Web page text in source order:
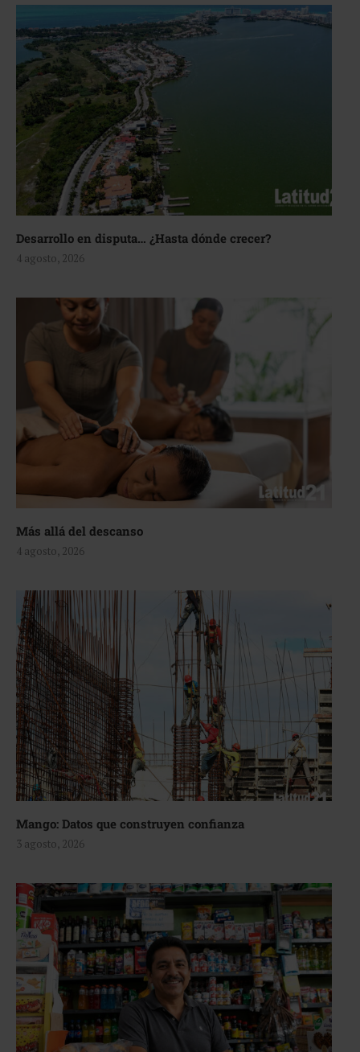
Desarrollo en disputa… ¿Hasta dónde crecer?
4 agosto, 2026
Más allá del descanso
4 agosto, 2026
Mango: Datos que construyen confianza
3 agosto, 2026